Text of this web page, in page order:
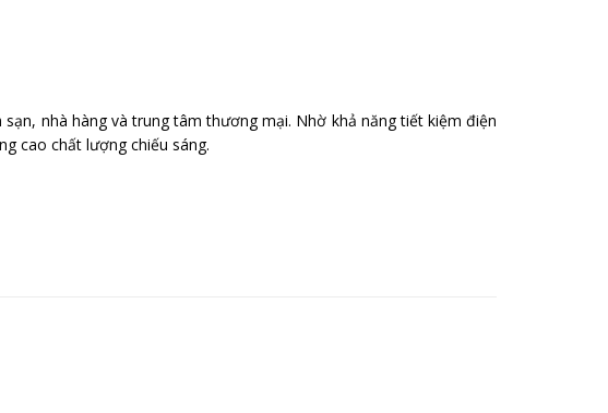
nhà hàng và trung tâm thương mại. Nhờ khả năng tiết kiệm điện
cao chất lượng chiếu sáng.